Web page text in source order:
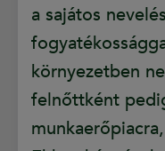
a sajátos
környezetben
felnőttként